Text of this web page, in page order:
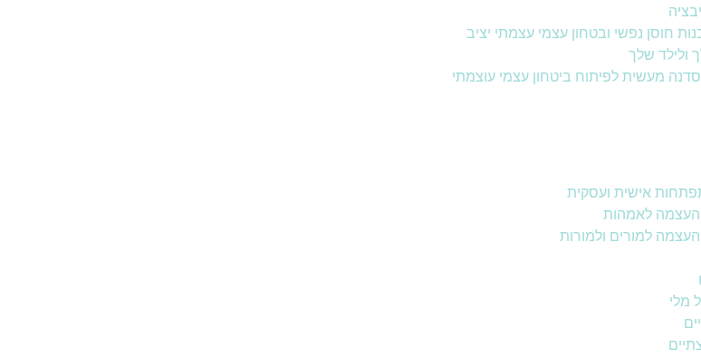
חוסן נפשי ובטחון עצמי עצמתי יציב
ולילד שלך
סדנה מעשית לפיתוח ביטחון עצמי עוצמתי
אישית ועסקית
לאמהות
למורים ולמורות
מלי